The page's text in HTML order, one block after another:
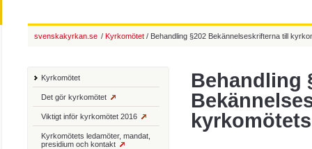
Behandling
Kyrkomötet
Det gör kyrkomötet
Viktigt inför kyrkomötet 2016
Kyrkomötets ledamöter, mandat,
presidium och kontakt
svenskakyrkan.se / Kyrkomötet / Behandling §202 Bekännelseskrifterna till